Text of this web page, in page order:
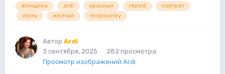
женщина ardi красный repost
портрет
стиль
желтый midjourney
Автор Ardi
3 сентября, 2025
282 просмотра
Просмотр изображений Ardi